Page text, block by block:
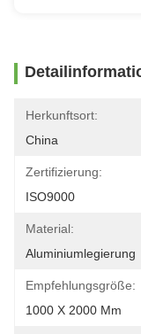
Herkunftsort:
China
Zertifizierung:
ISO9000
Material:
Aluminiumlegierung
Empfehlungsgröße:
1000 X 2000 Mm